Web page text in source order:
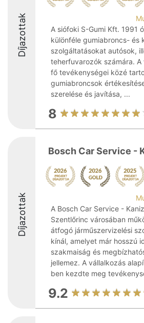
Díjazottak
A siófoki S-Gumi Kft. 1991
különféle gumiabroncs- és
szolgáltatásokat autósok,
teherfuvarozók számára. A
fő tevékenységei közé
gumiabroncsok
szerelése és javítása, ...
8
Díjazottak
Bosch Car Service -
A Bosch Car Service -
Szentlőrinc városában
átfogó járműszervizelési
kínál, amelyet már hosszú
szakmaiság és
jellemez. A vállalkozás
ben kezdte meg
9.2